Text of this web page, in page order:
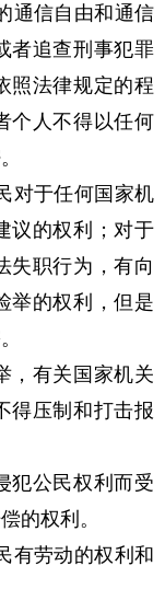
信自由和通信
者追查刑事犯罪
照法律规定的程
个人不得以任何
于任何国家机
议的权利；对于
失职行为，有向
举的权利，但是
有关国家机关
得压制和打击报
公民权利而受
的权利。
劳动的权利和